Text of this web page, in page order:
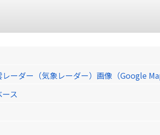
ーダー（気象レーダー）画像（Google
ス